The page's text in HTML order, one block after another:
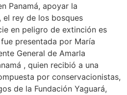
Panamá, apoyar la
el rey de los bosques
en peligro de extinción es
presentada por María
General de Amarla
, quien recibió a una
por conservacionistas,
de la Fundación Yaguará,